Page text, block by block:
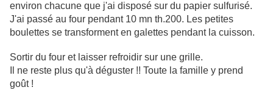
environ chacune que j'ai disposé sur du papier sulfurisé.
J'ai passé au four pendant 10 mn th.200. Les petites
boulettes se transforment en galettes pendant la cuisson.
Sortir du four et laisser refroidir sur une grille.
Il ne reste plus qu'à déguster !! Toute la famille y prend
goût !